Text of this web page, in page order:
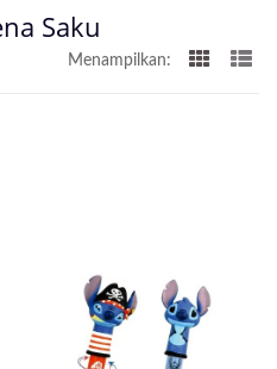
Saku
Menampilkan: